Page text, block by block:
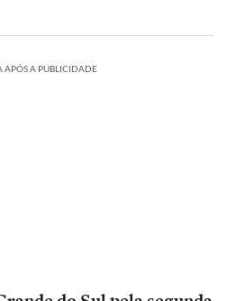
APÓS A PUBLICIDADE